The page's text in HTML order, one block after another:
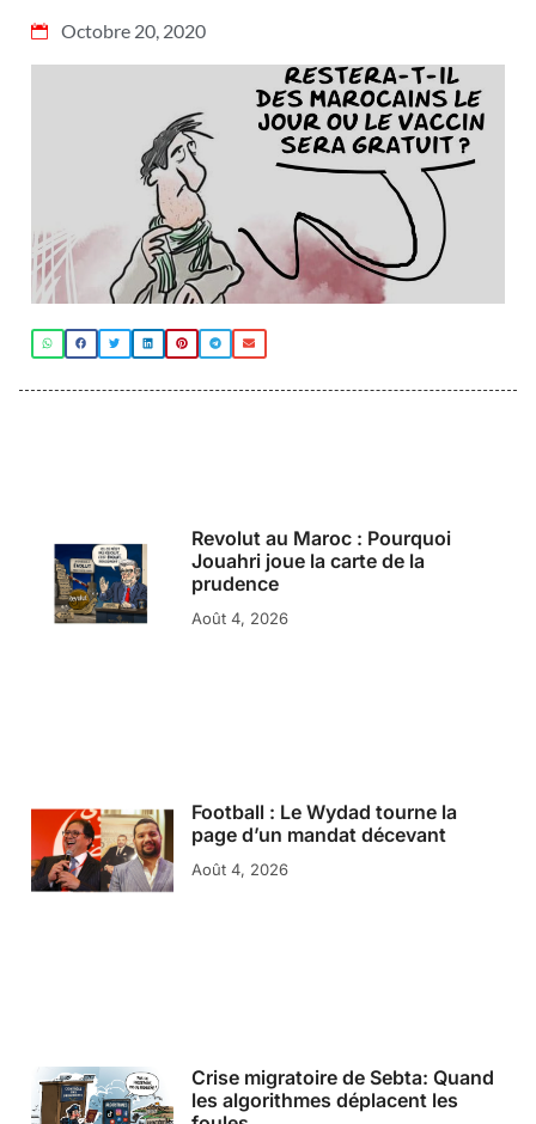
Octobre 20, 2020
Revolut au Maroc : Pourquoi
Jouahri joue la carte de la
prudence
Août 4, 2026
Football : Le Wydad tourne la
page d’un mandat décevant
Août 4, 2026
Crise migratoire de Sebta: Quand
les algorithmes déplacent les